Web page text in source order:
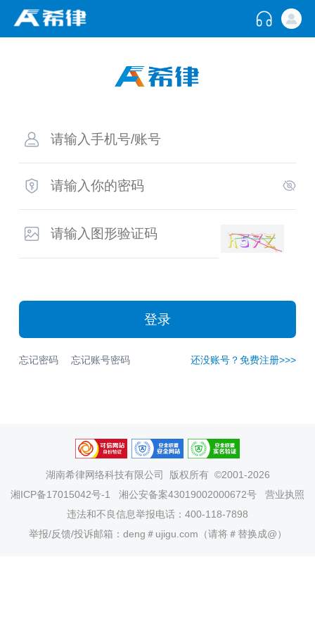
登录
忘记密码 忘记账号密码 还没账号？免费注册>>>
湖南希律网络科技有限公司
版权所有 ©2001-2026
湘ICP备17015042号-1
湘公安备案43019002000672号
营业执照
违法和不良信息举报电话：400-118-7898
举报/反馈/投诉邮箱：deng＃ujigu.com（请将＃替换成@）